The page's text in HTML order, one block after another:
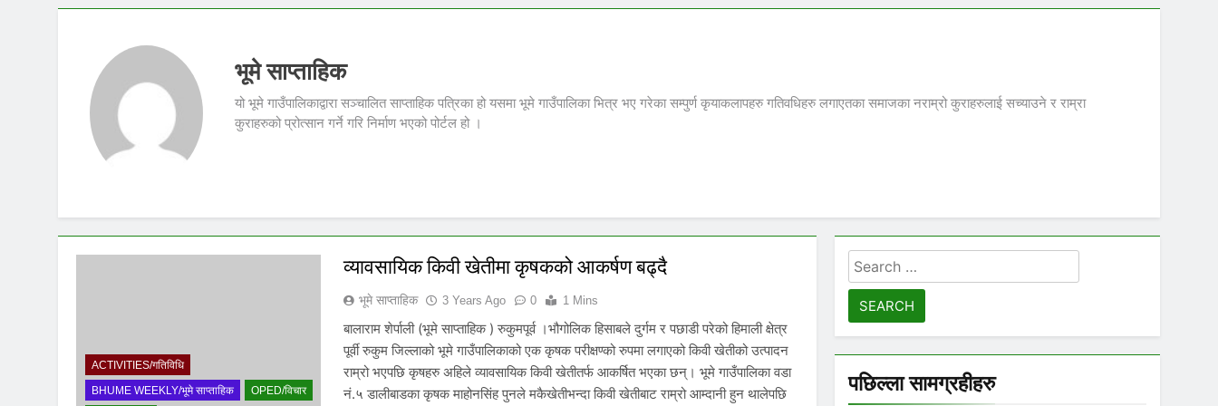
भूमे साप्ताहिक
यो भूमे गाउँपालिकाद्वारा सञ्चालित साप्ताहिक पत्रिका हो यसमा भूमे गाउँपालिका भित्र भए गरेका सम्पुर्ण कृयाकलापहरु गतिवधिहरु लगाएतका समाजका नराम्रो कुराहरुलाई सच्याउने र राम्रा
कुराहरुको प्रोत्सान गर्ने गरि निर्माण भएको पोर्टल हो ।
ACTIVITIES/गतिविधि
BHUME WEEKLY/भूमे साप्ताहिक
OPED/विचार
व्यावसायिक किवी खेतीमा कृषकको आकर्षण बढ्दै
भूमे साप्ताहिक 3 Years Ago 0 1 Mins
बालाराम शेर्पाली (भूमे साप्ताहिक ) रुकुमपूर्व ।भौगोलिक हिसाबले दुर्गम र पछाडी परेको हिमाली क्षेत्र
पूर्वी रुकुम जिल्लाको भूमे गाउँपालिकाको एक कृषक परीक्षण्को रुपमा लगाएको किवी खेतीको उत्पादन
राम्रो भएपछि कृषहरु अहिले व्यावसायिक किवी खेतीतर्फ आकर्षित भएका छन्। भूमे गाउँपालिका वडा
नं.५ डालीबाडका कृषक माहोनसिंह पुनले मकैखेतीभन्दा किवी खेतीबाट राम्रो आम्दानी हुन थालेपछि
Search
for:
पछिल्ला सामग्रहीहरु